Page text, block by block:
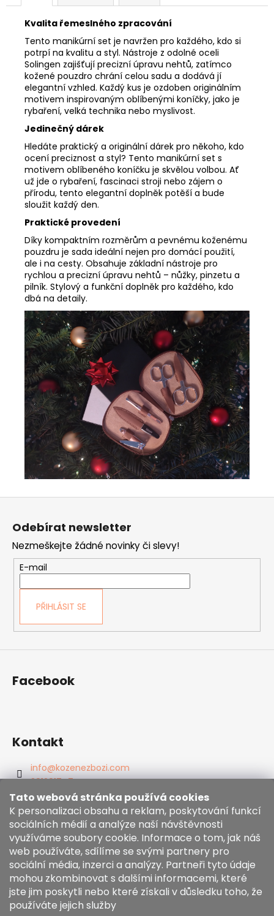
Tato webová stránka používá cookies
K personalizaci obsahu a reklam, poskytování funkcí
sociálních médií a analýze naší návštěvnosti
využíváme soubory cookie. Informace o tom, jak náš
web používáte, sdílíme se svými partnery pro
sociální média, inzerci a analýzy. Partneři tyto údaje
mohou zkombinovat s dalšími informacemi, které
jste jim poskytli nebo které získali v důsledku toho, že
používáte jejich služby
Kvalita řemeslného zpracování
Tento manikúrní set je navržen pro každého, kdo si
potrpí na kvalitu a styl. Nástroje z odolné oceli
Solingen zajišťují precizní úpravu nehtů, zatímco
kožené pouzdro chrání celou sadu a dodává jí
elegantní vzhled. Každý kus je ozdoben originálním
motivem inspirovaným oblíbenými koníčky, jako je
rybaření, velká technika nebo myslivost.
Jedinečný dárek
Hledáte praktický a originální dárek pro někoho, kdo
ocení preciznost a styl? Tento manikúrní set s
motivem oblíbeného koníčku je skvělou volbou. Ať
už jde o rybaření, fascinaci stroji nebo zájem o
přírodu, tento elegantní doplněk potěší a bude
sloužit každý den.
Praktické provedení
Díky kompaktním rozměrům a pevnému koženému
pouzdru je sada ideální nejen pro domácí použití,
ale i na cesty. Obsahuje základní nástroje pro
rychlou a precizní úpravu nehtů – nůžky, pinzetu a
pilník. Stylový a funkční doplněk pro každého, kdo
dbá na detaily.
Odebírat newsletter
Nezmeškejte žádné novinky či slevy!
E-mail
PŘIHLÁSIT SE
Facebook
Kontakt
info@kozenezbozi.com
381281747
603225633
https://www.facebook.com/kozenezbozi/
Informace pro vás
Obchodní podmínky
Zásady používání souborů cookies
Moje objednávka